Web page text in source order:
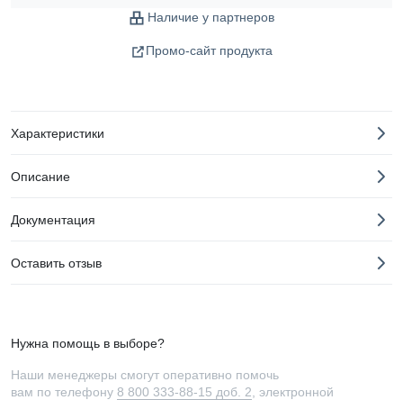
Наличие у партнеров
Промо-сайт продукта
Характеристики
Описание
Документация
Оставить отзыв
Нужна помощь в выборе?
Наши менеджеры смогут оперативно помочь
вам по телефону 8 800 333-88-15 доб. 2 , электронной